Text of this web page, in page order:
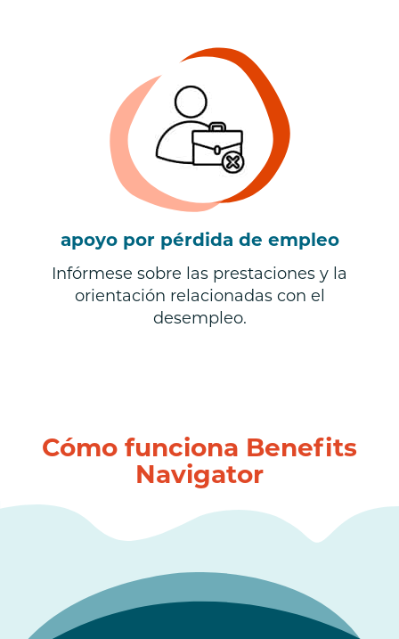
apoyo por pérdida de empleo
Infórmese sobre las prestaciones y la
orientación relacionadas con el
desempleo.
Cómo funciona Benefits
Navigator